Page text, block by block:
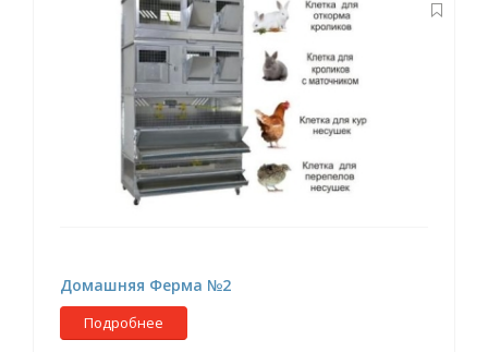
Домашняя Ферма №2
Подробнее